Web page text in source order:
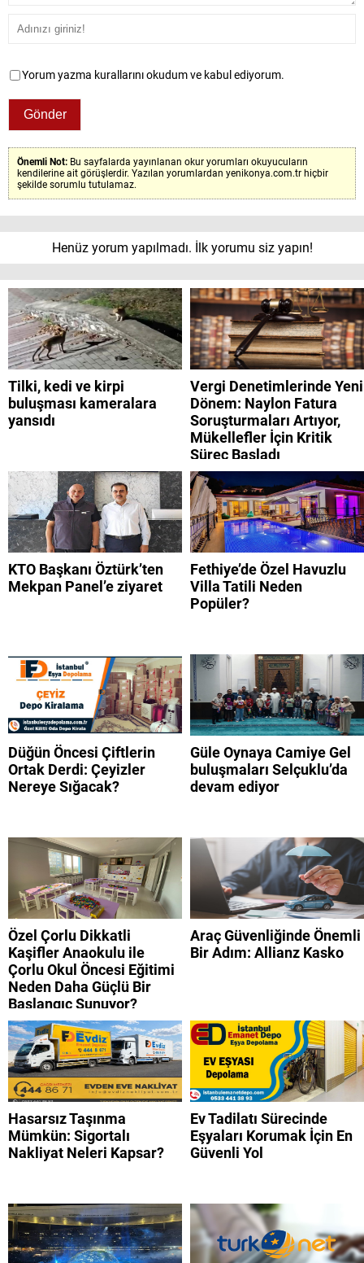
Yorum yazma kurallarını okudum ve kabul ediyorum.
Önemli Not: Bu sayfalarda yayınlanan okur yorumları okuyucuların
kendilerine ait görüşlerdir. Yazılan yorumlardan yenikonya.com.tr hiçbir
şekilde sorumlu tutulamaz.
Henüz yorum yapılmadı. İlk yorumu siz yapın!
Tilki, kedi ve kirpi
buluşması kameralara
yansıdı
Vergi Denetimlerinde Yeni
Dönem: Naylon Fatura
Soruşturmaları Artıyor,
Mükellefler İçin Kritik
Süreç Başladı
KTO Başkanı Öztürk’ten
Mekpan Panel’e ziyaret
Fethiye’de Özel Havuzlu
Villa Tatili Neden
Popüler?
Düğün Öncesi Çiftlerin
Ortak Derdi: Çeyizler
Nereye Sığacak?
Güle Oynaya Camiye Gel
buluşmaları Selçuklu’da
devam ediyor
Özel Çorlu Dikkatli
Kaşifler Anaokulu ile
Çorlu Okul Öncesi Eğitimi
Neden Daha Güçlü Bir
Başlangıç Sunuyor?
Araç Güvenliğinde Önemli
Bir Adım: Allianz Kasko
Hasarsız Taşınma
Mümkün: Sigortalı
Nakliyat Neleri Kapsar?
Ev Tadilatı Sürecinde
Eşyaları Korumak İçin En
Güvenli Yol